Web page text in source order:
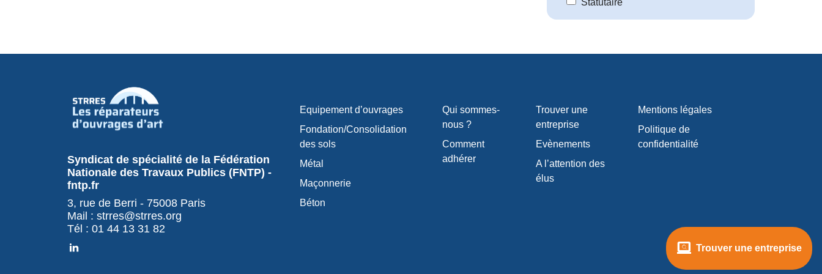
Statutaire
Trouver une entreprise
Syndicat de spécialité de la Fédération
Nationale des Travaux Publics (FNTP) -
fntp.fr
3, rue de Berri - 75008 Paris
Mail : strres@strres.org
Tél : 01 44 13 31 82
Equipement d’ouvrages
Fondation/Consolidation
des sols
Métal
Maçonnerie
Béton
Qui sommes-
nous ?
Comment
adhérer
Trouver une
entreprise
Evènements
A l’attention des
élus
Mentions légales
Politique de
confidentialité